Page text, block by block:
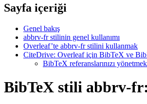
Sayfa içeriği
Genel bakış
abbrv-fr stilinin genel kullanımı
Overleaf’te abbrv-fr stilini kullanmak
CiteDrive: Overleaf için BibTeX ve
BibTeX referanslarınızı
BibTeX stili abbrv-